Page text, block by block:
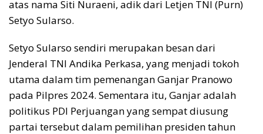
atas nama Siti Nuraeni, adik dari Letjen TNI (Purn)
Setyo Sularso.
Setyo Sularso sendiri merupakan besan dari
Jenderal TNI Andika Perkasa, yang menjadi tokoh
utama dalam tim pemenangan Ganjar Pranowo
pada Pilpres 2024. Sementara itu, Ganjar adalah
politikus PDI Perjuangan yang sempat diusung
partai tersebut dalam pemilihan presiden tahun